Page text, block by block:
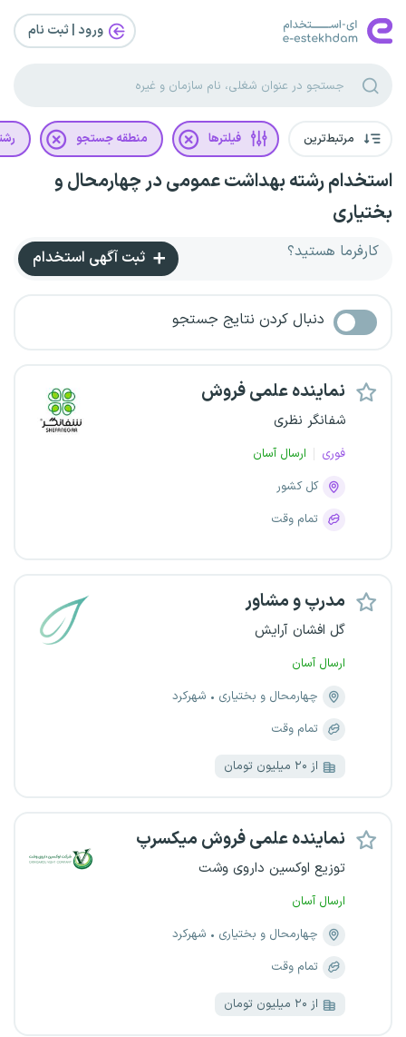
ورود | ثبت‌ نام
مرتبط‌ترین فیلترها منطقه جستجو
استخدام رشته بهداشت عمومی در چهارمحال و
بختیاری
کارفرما هستید؟ ثبت آگهی استخدام
دنبال کردن نتایج جستجو
نماینده علمی فروش
شفانگر نظری
فوری
ارسال آسان
کل کشور
تمام وقت
مدرپ و مشاور
گل افشان آرایش
ارسال آسان
چهارمحال و بختیاری
شهرکرد
تمام وقت
از ۲۰ میلیون تومان
نماینده علمی فروش میکسرپ
توزیع اوکسین داروی وشت
ارسال آسان
چهارمحال و بختیاری
شهرکرد
تمام وقت
از ۲۰ میلیون تومان